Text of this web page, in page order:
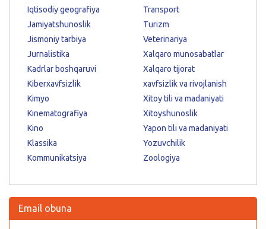
Iqtisodiy geografiya
Jamiyatshunoslik
Jismoniy tarbiya
Jurnalistika
Kadrlar boshqaruvi
Kiberxavfsizlik
Kimyo
Kinematografiya
Kino
Klassika
Kommunikatsiya
Transport
Turizm
Veterinariya
Xalqaro munosabatlar
Xalqaro tijorat
xavfsizlik va rivojlanish
Xitoy tili va madaniyati
Xitoyshunoslik
Yapon tili va madaniyati
Yozuvchilik
Zoologiya
Email obuna